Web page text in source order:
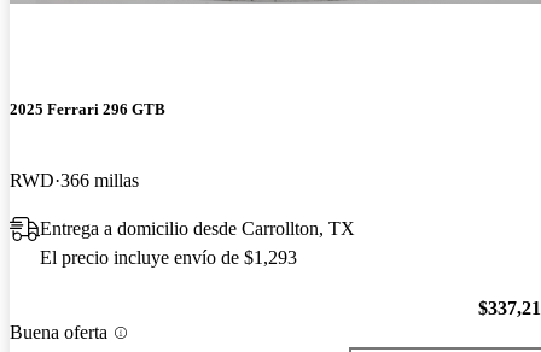
2025 Ferrari 296 GTB
RWD 366 millas
Entrega a domicilio desde Carrollton, TX
El precio incluye envío de $1,293
Buena oferta